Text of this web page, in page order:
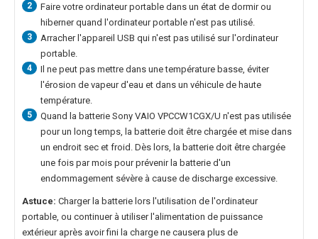
2
Faire votre ordinateur portable dans un état de dormir ou
hiberner quand l'ordinateur portable n'est pas utilisé.
3
Arracher l'appareil USB qui n'est pas utilisé sur l'ordinateur
portable.
4
Il ne peut pas mettre dans une température basse, éviter
l'érosion de vapeur d'eau et dans un véhicule de haute
température.
5 Quand la batterie Sony VAIO VPCCW1CGX/U n'est pas utilisée
pour un long temps, la batterie doit être chargée et mise dans
un endroit sec et froid. Dès lors, la batterie doit être chargée
une fois par mois pour prévenir la batterie d'un
endommagement sévère à cause de discharge excessive.
Astuce: Charger la batterie lors l'utilisation de l'ordinateur
portable, ou continuer à utiliser l'alimentation de puissance
extérieur après avoir fini la charge ne causera plus de